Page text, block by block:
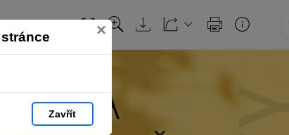
×
Zavřít